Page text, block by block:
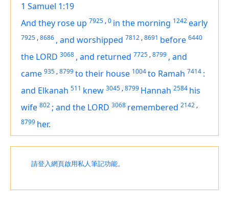
1 Samuel 1:19
And they rose up 7925 ,0 in the morning 1242early
7925 ,8686 , and worshipped 7812 ,8691 before 6440
the LORD 3068 , and returned 7725 ,8799 , and
came 935 ,8799to their house 1004to Ramah 7414 :
and Elkanah 511 knew 3045 ,8799 Hannah 2584 his
wife 802 ; and the LORD 3068 remembered 2142 ,
8799 her.
請登入網頁啟用私人筆記功能。